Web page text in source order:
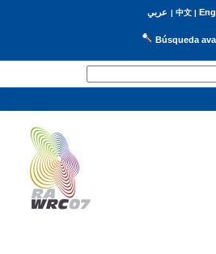
عربي | 中文|
Búsqueda